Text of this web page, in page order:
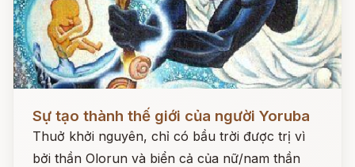
Sự tạo thành thế giới của người Yoruba
Thuở khởi nguyên, chỉ có bầu trời được trị vì
bởi thần Olorun và biển cả của nữ/nam thần